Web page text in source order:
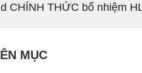
CHÍNH THỨC bổ nhiệm
MỤC